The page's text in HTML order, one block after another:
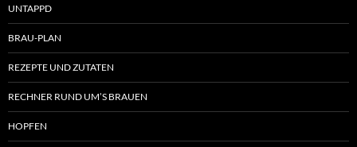
UNTAPPD
BRAU-PLAN
REZEPTE UND ZUTATEN
RECHNER RUND UM’S BRAUEN
HOPFEN